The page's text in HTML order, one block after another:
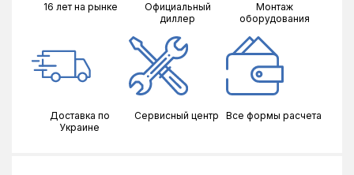
16 лет на рынке
Официальный
диллер
Монтаж
оборудования
Доставка по
Украине
Сервисный центр Все формы расчета